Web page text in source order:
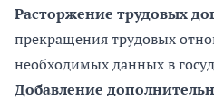
Расторжение трудовых
прекращения трудовых
необходимых данных в
Добавление